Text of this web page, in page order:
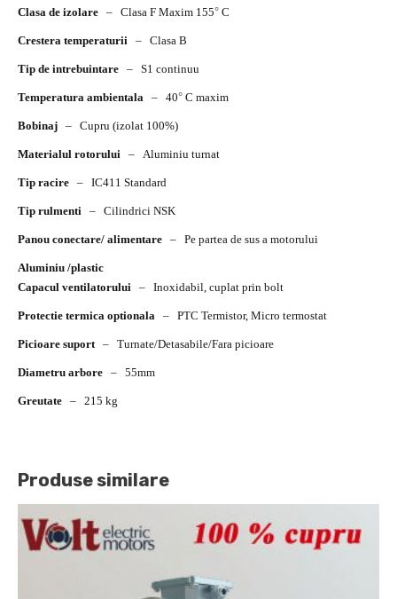
Clasa de izolare – Clasa F Maxim 155° C
Crestera temperaturii – Clasa B
Tip de intrebuintare – S1 continuu
Temperatura ambientala – 40° C maxim
Bobinaj – Cupru (izolat 100%)
Materialul rotorului – Aluminiu turnat
Tip racire – IC411 Standard
Tip rulmenti – Cilindrici NSK
Panou conectare/ alimentare – Pe partea de sus a motorului
Aluminiu /plastic
Capacul ventilatorului
– Inoxidabil, cuplat prin bolt
Protectie termica optionala – PTC Termistor, Micro termostat
Picioare suport – Turnate/Detasabile/Fara picioare
Diametru arbore – 55mm
Greutate – 215 kg
Produse similare